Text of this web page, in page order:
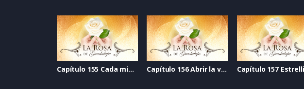
Capítulo 155 Cada migaja Capítulo 156 Abrir la ventana Capítulo 157